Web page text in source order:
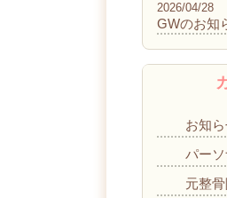
GWのお知
2026/04/28
お知
パー
元整